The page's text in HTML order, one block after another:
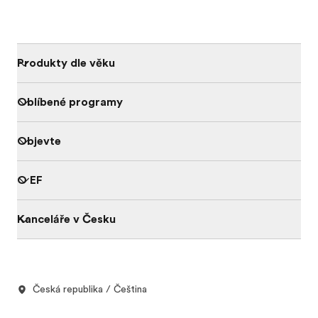
Produkty dle věku
Oblíbené programy
Objevte
O EF
Kanceláře v Česku
Česká republika / Čeština